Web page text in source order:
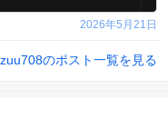
2026年5月21日
のポスト一覧を見る